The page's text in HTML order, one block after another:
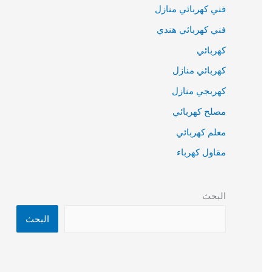
فني كهربائي منازل
فني كهربائي هندي
كهربائي
كهربائي منازل
كهربجي منازل
مصلح كهربائي
معلم كهربائي
مقاول كهرباء
البحث
البحث